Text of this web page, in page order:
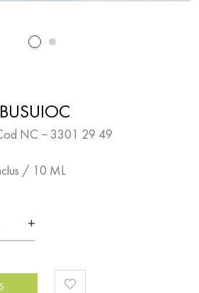
NC − 3301 29 49
/ 10 ML
+